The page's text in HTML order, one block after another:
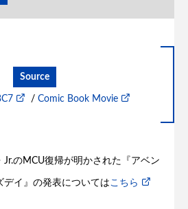
Source
/ Comic Book Movie
Jr.のMCU復帰が明かされた『アベン
デイ』の発表については こちら